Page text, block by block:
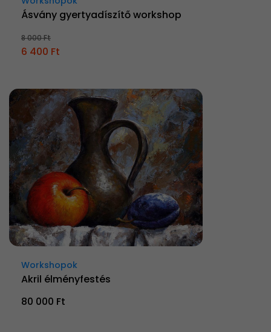
Ásvány gyertyadíszítő workshop
8 000 Ft
6 400 Ft
Workshopok
Akril élményfestés
80 000 Ft